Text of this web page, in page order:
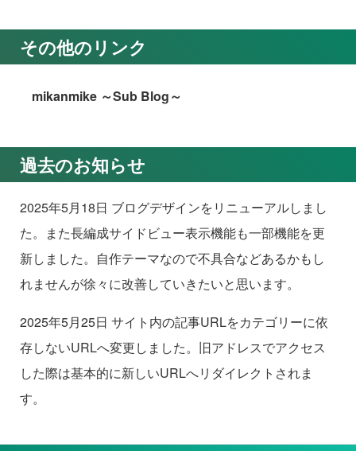
その他のリンク
mikanmike ～Sub Blog～
過去のお知らせ
2025年5月18日 ブログデザインをリニューアルしまし
た。また長編成サイドビュー表示機能も一部機能を更
新しました。自作テーマなので不具合などあるかもし
れませんが徐々に改善していきたいと思います。
2025年5月25日 サイト内の記事URLをカテゴリーに依
存しないURLへ変更しました。旧アドレスでアクセス
した際は基本的に新しいURLへリダイレクトされま
す。